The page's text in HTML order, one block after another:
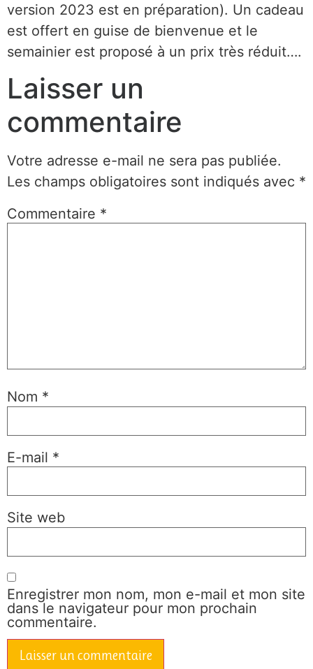
version 2023 est en préparation). Un cadeau
est offert en guise de bienvenue et le
semainier est proposé à un prix très réduit….
Laisser un
commentaire
Votre adresse e-mail ne sera pas publiée.
Les champs obligatoires sont indiqués avec *
Commentaire *
Nom *
E-mail *
Site web
Enregistrer mon nom, mon e-mail et mon site
dans le navigateur pour mon prochain
commentaire.